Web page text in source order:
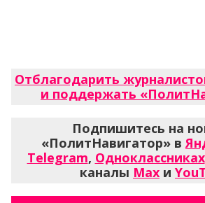
Отблагодарить
и поддержать
Подпишитесь на
«ПолитНавигатор» в
Telegram, Одноклассниках
каналы Max и